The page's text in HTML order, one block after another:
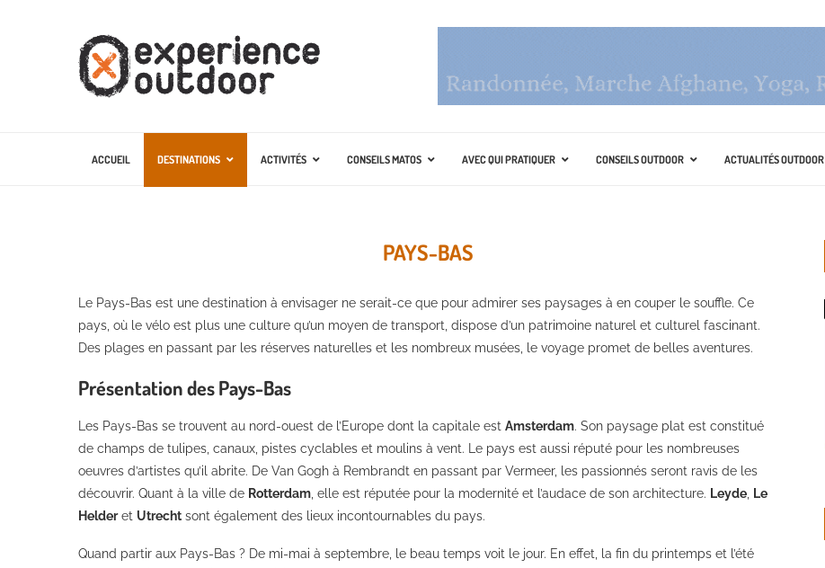
ACCUEIL DESTINATIONS ACTIVITÉS CONSEILS MATOS AVEC QUI PRATIQUER CONSEILS OUTDOOR ACTUALITÉS OUTDOOR
PAYS-BAS
Le Pays-Bas est une destination à envisager ne serait-ce que pour admirer ses paysages à en couper le souffle. Ce
pays, où le vélo est plus une culture qu’un moyen de transport, dispose d’un patrimoine naturel et culturel fascinant.
Des plages en passant par les réserves naturelles et les nombreux musées, le voyage promet de belles aventures.
Présentation des Pays-Bas
Les Pays-Bas se trouvent au nord-ouest de l’Europe dont la capitale est Amsterdam. Son paysage plat est constitué
de champs de tulipes, canaux, pistes cyclables et moulins à vent. Le pays est aussi réputé pour les nombreuses
oeuvres d’artistes qu’il abrite. De Van Gogh à Rembrandt en passant par Vermeer, les passionnés seront ravis de les
découvrir. Quant à la ville de Rotterdam , elle est réputée pour la modernité et l’audace de son architecture. Leyde
Le
Helderet Utrecht sont également des lieux incontournables du pays.
Quand partir aux Pays-Bas ? De mi-mai à septembre, le beau temps voit le jour. En effet, la fin du printemps et l’été